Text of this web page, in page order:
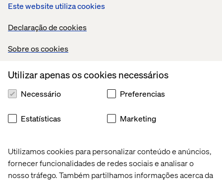
Este website utiliza cookies
Declaração de cookies
Sobre os cookies
Utilizamos cookies para personalizar conteúdo e anúncios,
fornecer funcionalidades de redes sociais e analisar o
nosso tráfego. Também partilhamos informações acerca da
Utilizar apenas os cookies necessários
Necessário Preferencias
Estatísticas Marketing
Sobre os autores